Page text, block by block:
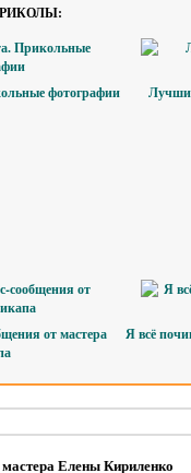
фотографии
от мастера
Я всё
Елены Кириленко